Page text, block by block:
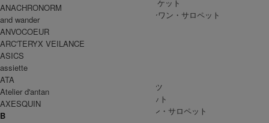
/ アウター・ジャケット
/ オールインワン・サロペット
MEN
MEN ALL ITEM
/ ボトムス・パンツ
/ アウター・ジャケット
/ オールインワン・サロペット
ANACHRONORM
and wander
ANVOCOEUR
ARC'TERYX VEILANCE
ASICS
assiette
ATA
Atelier d'antan
AXESQUIN
B